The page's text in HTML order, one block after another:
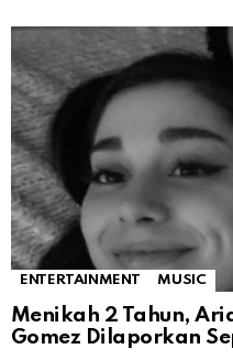
ENTERTAINMENT MUSIC
Menikah 2 Tahun,
Gomez Dilaporkan